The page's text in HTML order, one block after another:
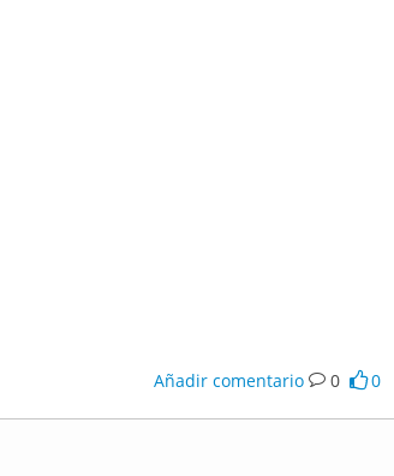
Añadir comentario 0 0